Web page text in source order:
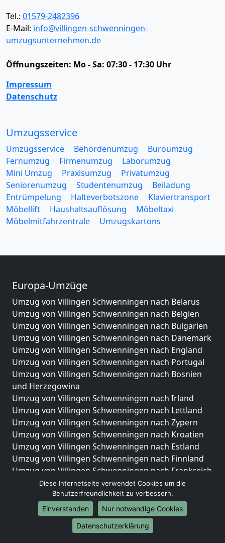
Tel.: 01579-2482396
E-Mail: info@villingen-schwenningen-
umzugsunternehmen.de
Öffnungszeiten: Mo - Sa: 07:30 - 17:30 Uhr
Impressum
Datenschutz
Umzugsservice
Umzugsservice Behördenumzug
Büroumzug
Fernumzug
Firmenumzug
Laborumzug
Mini Umzug
Praxisumzug
Privatumzug
Seniorenumzug
Studentenumzug
Beiladung
Entrümpelung
Halteverbotszone
Klaviertransport
Möbellift
Haushaltsauflösung
Möbeltaxi
Möbelmitfahrzentrale
Umzugskartons
Europa-Umzüge
Umzug von Villingen Schwenningen nach Belarus
Umzug von Villingen Schwenningen nach Belgien
Umzug von Villingen Schwenningen nach Bulgarien
Umzug von Villingen Schwenningen nach Dänemark
Umzug von Villingen Schwenningen nach England
Umzug von Villingen Schwenningen nach Portugal
Umzug von Villingen Schwenningen nach Bosnien
und Herzegowina
Umzug von Villingen Schwenningen nach Irland
Umzug von Villingen Schwenningen nach Lettland
Umzug von Villingen Schwenningen nach Zypern
Umzug von Villingen Schwenningen nach Kroatien
Umzug von Villingen Schwenningen nach Estland
Umzug von Villingen Schwenningen nach Finnland
Umzug von Villingen Schwenningen nach Frankreich
Umzug von Villingen Schwenningen nach
Griechenland
Umzug von Villingen Schwenningen nach Italien
Umzug von Villingen Schwenningen nach
Diese Internetseite verwendet Cookies um die
Benutzerfreundlichkeit zu verbessern.
Einverstanden
Nur notwendige Cookies
Datenschutzerklärung